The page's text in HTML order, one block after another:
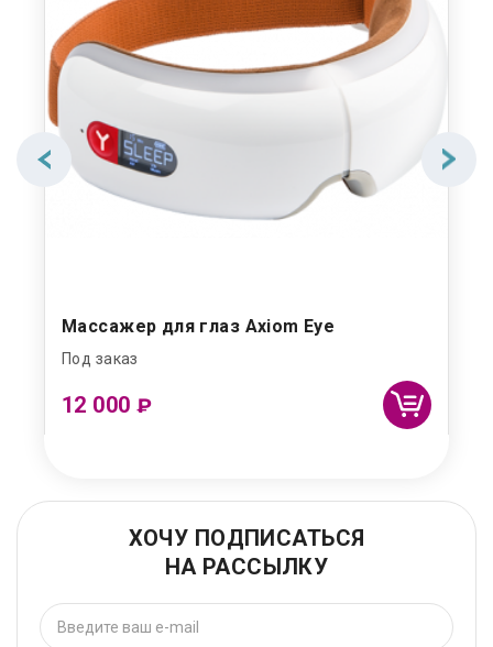
Массажер для глаз Axiom Eye
Под заказ
12 000 ₽
ХОЧУ ПОДПИСАТЬСЯ
НА РАССЫЛКУ